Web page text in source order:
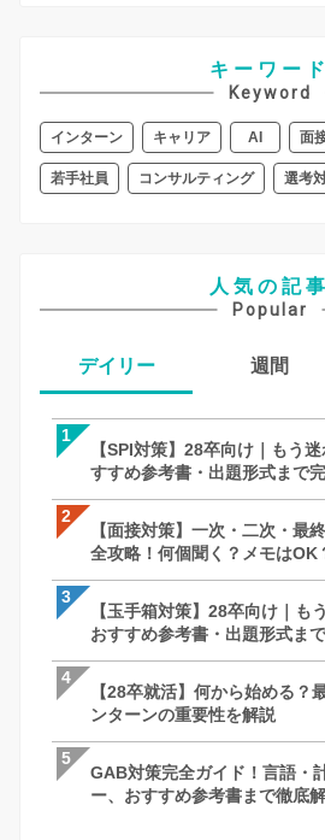
キーワード
Keyword
インターン キャリア AI 面
若手社員 コンサルティング 選考
人気の記事
Popular
デイリー
1
【SPI対策】28卒向け｜もう
すすめ参考書・出題形式まで
2
【面接対策】一次・二次・最
全攻略！何個聞く？メモはOK
徹底解説｜27卒・28卒向け
3
【玉手箱対策】28卒向け｜も
おすすめ参考書・出題形式ま
4
【28卒就活】何から始める？
ンターンの重要性を解説
5
GAB対策完全ガイド！言語・
ー、おすすめ参考書まで徹底解
週間
【SPI対策】
すすめ参考書
【面接対策
全攻略！何
徹底解説｜
3
最終面接っ
社長を納得
説
ケース面接
で完全網羅！
GAB対策完
ー、おすす
【面接対策
全攻略！何
徹底解説｜
【SPI対策】
すすめ参考
3
ケース面接
で完全網羅
最終面接っ
社長を納得
説
苦手な人が
さとコツ